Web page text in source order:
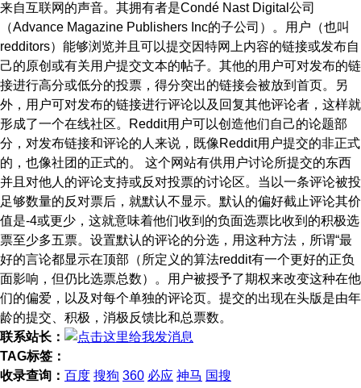
来自互联网的声音。其拥有者是Condé Nast Digital公司
（Advance Magazine Publishers Inc的子公司）。用户（也叫
redditors）能够浏览并且可以提交因特网上内容的链接或发布自
己的原创或有关用户提交文本的帖子。其他的用户可对发布的链
接进行高分或低分的投票，得分突出的链接会被放到首页。另
外，用户可对发布的链接进行评论以及回复其他评论者，这样就
形成了一个在线社区。Reddit用户可以创造他们自己的论题部
分，对发布链接和评论的人来说，既像Reddit用户提交的非正式
的，也像社团的正式的。 这个网站有供用户讨论所提交的东西
并且对他人的评论支持或反对投票的讨论区。当以一条评论被投
足够数量的反对票后，就默认不显示。默认的偏好截止评论其价
值是-4或更少，这就意味着他们收到的负面选票比收到的积极选
票至少多五票。设置默认的评论的分选，用这种方法，所谓“最
好的言论都显示在顶部（所定义的算法reddit有一个更好的正负
面影响，但仍比选票总数）。用户被授予了期权来改变这种在他
们的偏爱，以及对每个单独的评论页。提交的出现在头版是由年
龄的提交、积极，消极反馈比和总票数。
联系站长：
TAG标签：
收录查询： 百度 搜狗 360 必应 神马 国搜